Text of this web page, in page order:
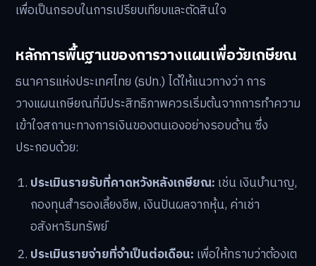
เพื่อเป็นกรอบในการเปรียบเทียบและตัดสินใจ
หลักการพื้นฐานของการวางแผนเพื่อวัยเกษียณ
ธนาคารแห่งประเทศไทย (ธปท.) ได้ให้แนวทางว่า การ
วางแผนเกษียณที่มีประสิทธิภาพควรเริ่มต้นจากการทำความ
เข้าใจสถานะทางการเงินของตนเองอย่างรอบด้าน ซึ่ง
ประกอบด้วย:
ประเมินรายรับที่คาดหวังหลังเกษียณ: เช่น เงินบำนาญ,
กองทุนสำรองเลี้ยงชีพ, เงินปันผลจากหุ้น, ค่าเช่า
อสังหาริมทรัพย์
ประเมินรายจ่ายที่จำเป็นต่อเดือน: เพื่อให้ทราบว่าต้องเต